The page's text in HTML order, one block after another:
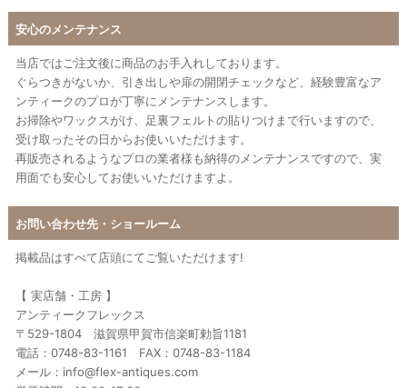
安心のメンテナンス
当店ではご注文後に商品のお手入れしております。
ぐらつきがないか、引き出しや扉の開閉チェックなど、経験豊富なア
ンティークのプロが丁寧にメンテナンスします。
お掃除やワックスがけ、足裏フェルトの貼りつけまで行いますので、
受け取ったその日からお使いいただけます。
再販売されるようなプロの業者様も納得のメンテナンスですので、実
用面でも安心してお使いいただけますよ。
お問い合わせ先・ショールーム
掲載品はすべて店頭にてご覧いただけます!
【 実店舗・工房 】
アンティークフレックス
〒529-1804 滋賀県甲賀市信楽町勅旨1181
電話：0748-83-1161 FAX：0748-83-1184
メール：info@flex-antiques.com